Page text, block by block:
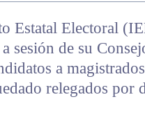
Estatal Electoral
sesión de su
a
relegados por